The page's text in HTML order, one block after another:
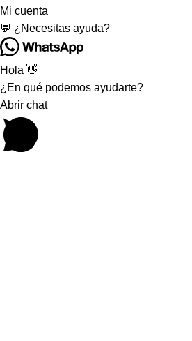
Mi cuenta
💬 ¿Necesitas ayuda?
Hola 👋
¿En qué podemos ayudarte?
Abrir chat